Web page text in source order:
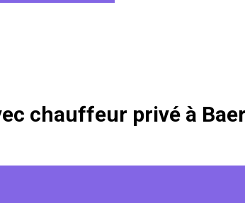
chauffeur privé à